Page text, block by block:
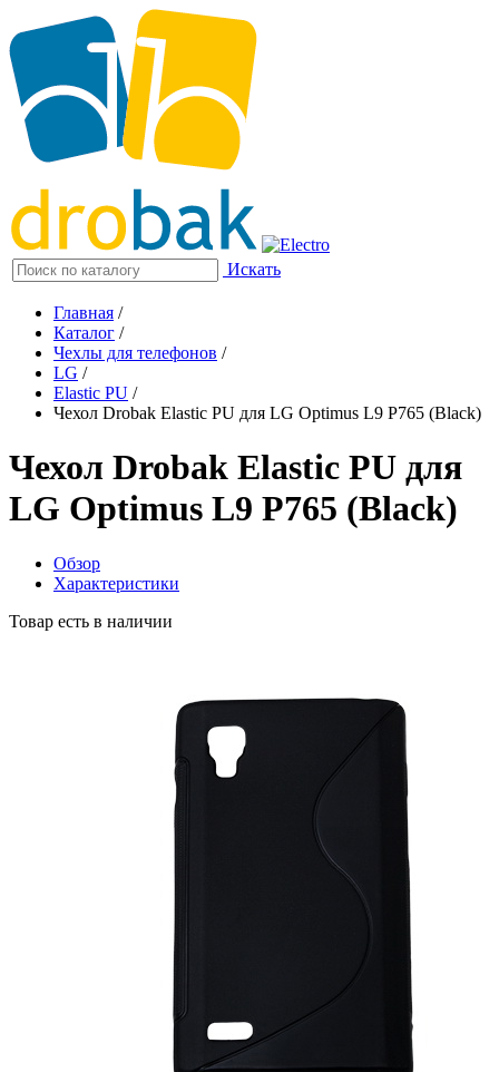
Искать
Главная /
Каталог /
Чехлы для телефонов /
LG /
Elastic PU /
Чехол Drobak Elastic PU для LG Optimus L9 P765 (Black)
Чехол Drobak Elastic PU для
LG Optimus L9 P765 (Black)
Обзор
Характеристики
Товар есть в наличии